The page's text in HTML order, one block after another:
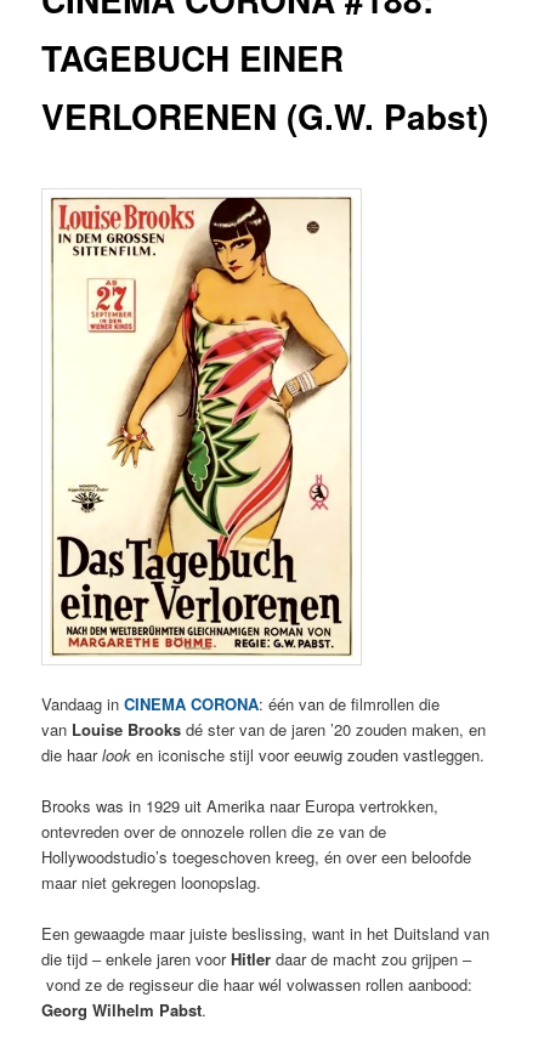
TAGEBUCH EINER
VERLORENEN (G.W. Pabst)
Vandaag inCINEMA CORONA: één van de filmrollen die
van Louise Brooks dé ster van de jaren ’20 zouden maken, en
die haarlook en iconische stijl voor eeuwig zouden vastleggen.
Brooks was in 1929 uit Amerika naar Europa vertrokken,
ontevreden over de onnozele rollen die ze van de
Hollywoodstudio’s toegeschoven kreeg, én over een beloofde
maar niet gekregen loonopslag.
Een gewaagde maar juiste beslissing, want in het Duitsland van
die tijd – enkele jaren voorHitler daar de macht zou grijpen –
vond ze de regisseur die haar wél volwassen rollen aanbood:
Georg Wilhelm Pabst.